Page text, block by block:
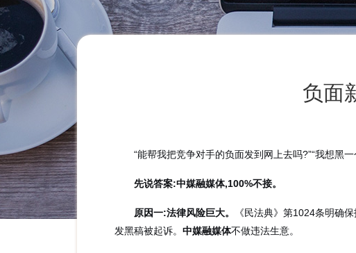
负面
“能帮我把竞争对手的负面发到网上去吗?”“我想黑
先说答案:中媒融媒体,100%不接。
原因一:法律风险巨大。
《民法典》第1024条明确
发黑稿被起诉。 中媒融媒体不做违法生意。